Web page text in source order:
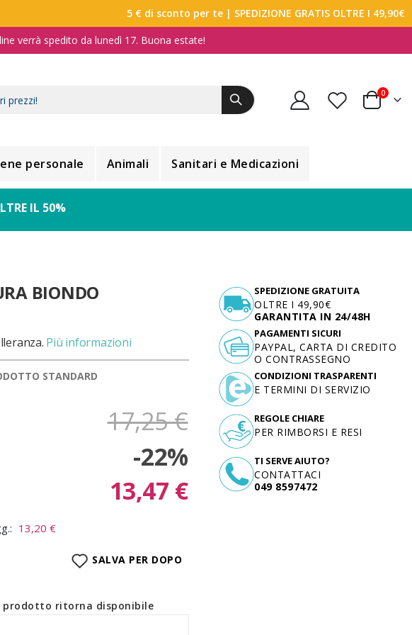
5 € di sconto per te | SPEDIZIONE GRATIS OLTRE I 49,90€
verrà spedito da lunedì 17. Buona estate!
Carrello
0
personale Animali Sanitari e Medicazioni
IL 50%
BIONDO
Più informazioni
STANDARD
17,25 €
-22%
13,47 €
13,20 €
SALVA PER DOPO
prodotto ritorna disponibile
SPEDIZIONE GRATUITA
OLTRE I 49,90€
GARANTITA IN 24/48H
TI SERVE AIUTO?
CONTATTACI
049 8597472
PAGAMENTI SICURI
PAYPAL, CARTA DI CREDITO
O CONTRASSEGNO
CONDIZIONI TRASPARENTI
E TERMINI DI SERVIZIO
REGOLE CHIARE
PER RIMBORSI E RESI